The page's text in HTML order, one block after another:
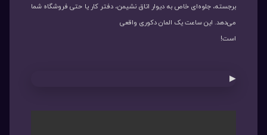
برجسته، جلوه‌ای خاص به دیوار اتاق نشیمن، دفتر کار یا حتی فروشگاه شما
می‌دهد. این ساعت یک المان دکوری واقعی
است!
▶